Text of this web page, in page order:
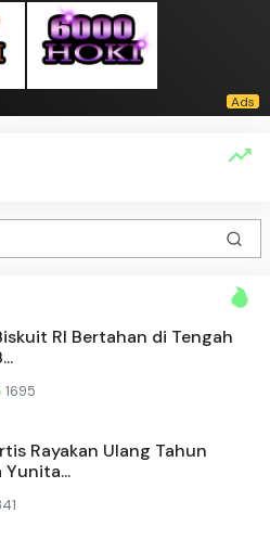
RI Bertahan di Tengah
1695
Rayakan Ulang Tahun
Yunita...